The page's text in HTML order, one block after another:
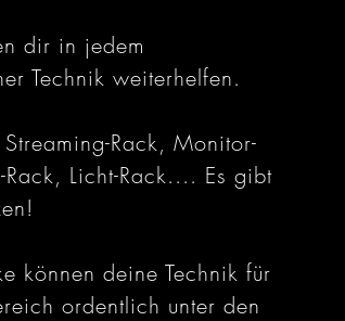
dir in jedem
Technik weiterhelfen.
Rack, Monitor-
Licht-Rack.... Es gibt
können deine Technik für
ordentlich unter den